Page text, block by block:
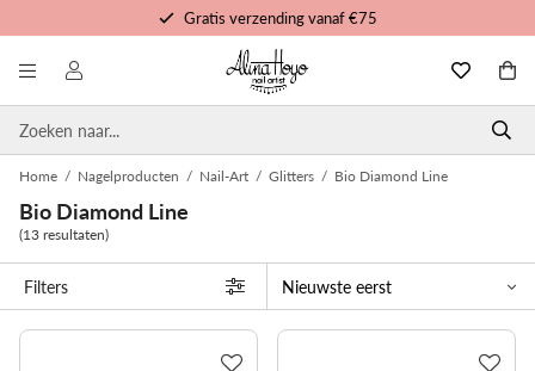
Gratis verzending vanaf €75
Gratis trainingen en tutorials
Voor 16u besteld, morgen in huis
Home / Nagelproducten / Nail-Art / Glitters / Bio Diamond Line
Bio Diamond Line
(13 resultaten)
Filters